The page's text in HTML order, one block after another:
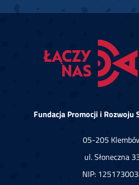
Fundacja Promocji i Rozwoju
05-205
ul. Słoneczna
NIP: